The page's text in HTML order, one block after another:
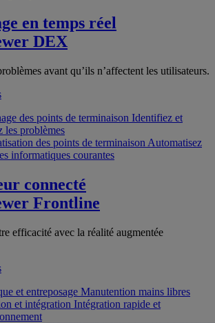
en temps réel
DEX
avant qu’ils n’affectent les utilisateurs.
des points de terminaison Identifiez et
les problèmes
des points de terminaison Automatisez
informatiques courantes
connecté
Frontline
efficacité avec la réalité augmentée
et entreposage Manutention mains libres
et intégration Intégration rapide et